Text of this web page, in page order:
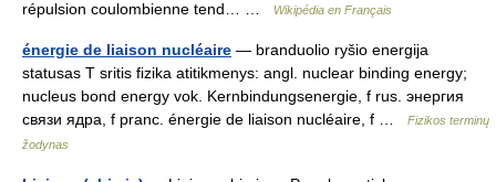
répulsion coulombienne tend… …
Wikipédia en Français
énergie de liaison nucléaire — branduolio ryšio energija
statusas T sritis fizika atitikmenys: angl. nuclear binding energy;
nucleus bond energy vok. Kernbindungsenergie, f rus. энергия
связи ядра, f pranc. énergie de liaison nucléaire, f …
Fizikos terminų
žodynas